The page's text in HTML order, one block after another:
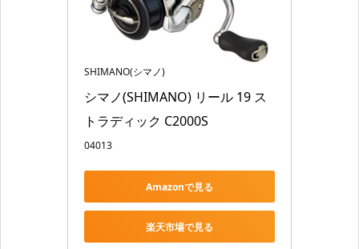
SHIMANO(シマノ)
シマノ(SHIMANO) リール 19 ス
トラディック C2000S
04013
Amazonで見る
楽天市場で見る